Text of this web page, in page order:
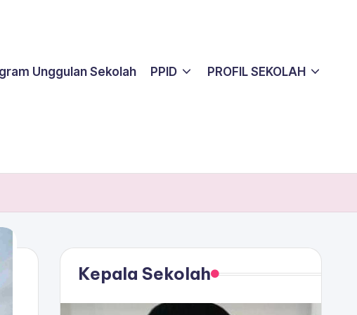
Unggulan Sekolah PPID PROFIL SEKOLAH
Kepala Sekolah